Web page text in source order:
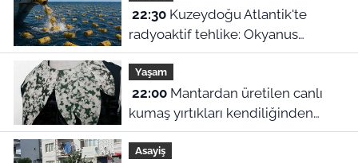
22:30Kuzeydoğu Atlantik'te
radyoaktif tehlike: Okyanus
dibindeki 200 bin atık varili
parçalanıyor
Yaşam
22:00Mantardan üretilen canlı
kumaş yırtıkları kendiliğinden
onarıyor
Asayiş